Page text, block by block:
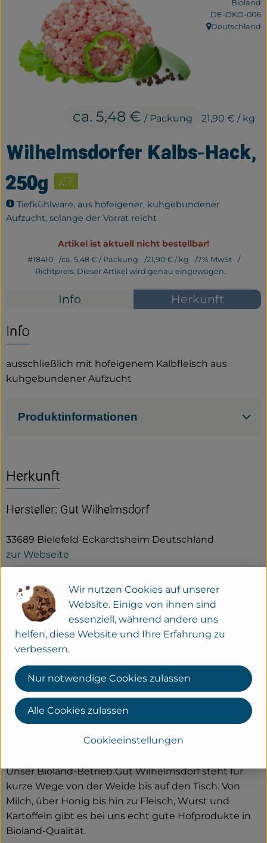
Frisches
Bäckerei
Haltbares
Großverpackung
Drogerie
So geht's
Über uns
Erleben
Wilhelmsdorfer Kalbs-Hack,
250g
Tiefkühlware, aus hofeigener, kuhgebundener
Aufzucht, solange der Vorrat reicht
ca. 5,48 € / Packung 21,90 € / kg
Bioland
, Kontrollstelle:
DE-ÖKO-006
, Herkunft:
Deutschland
Artikel ist aktuell nicht bestellbar!
#18410 ca. 5,48 € / Packung 21,90 € / kg
7% MwSt
Richtpreis, Dieser Artikel wird genau eingewogen.
Info Herkunft
Info
ausschließlich mit hofeigenem Kalbfleisch aus
kuhgebundener Aufzucht
Produktinformationen
Herkunft
Hersteller: Gut Wilhelmsdorf
33689 Bielefeld-Eckardtsheim Deutschland
zur Webseite
Unser Bioland-Betrieb Gut Wilhelmsdorf steht für
kurze Wege von der Weide bis auf den Tisch. Von
Milch, über Honig bis hin zu Fleisch, Wurst und
Kartoffeln gibt es bei uns echt gute Hofprodukte in
Bioland-Qualität.
Wir nutzen Cookies auf unserer
Website. Einige von ihnen sind
essenziell, während andere uns
helfen, diese Website und Ihre Erfahrung zu
verbessern.
Cookieeinstellungen
Nur notwendige Cookies zulassen
Alle Cookies zulassen